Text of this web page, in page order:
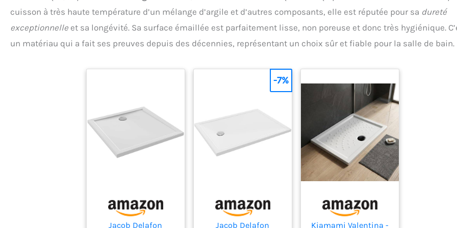
receveur de douche
augmente la distance
entre le couvercle et
permet à l'eau courante
provoquer d'obstruction.
Le tuyau d'évacuation est
inclus dans l'emballage.
peut être installé sur le
de douche recoupable,
Effet pierre moderne Ce
produit est pensé pour
grâce à son excellent
cuisson à très haute température d’un mélange d’argile et d’autres composants, elle est réputée pour sa dureté
exceptionnelle et sa longévité. Sa surface émaillée est parfaitement lisse, non poreuse et donc très hygiénique.
un matériau qui a fait ses preuves depuis des décennies, représentant un choix sûr et fiable pour la salle de bain.
Jacob Delafon
Jacob Delafon
-7%
Kiamami Valentina -